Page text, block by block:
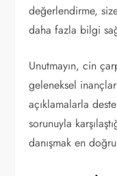
değerlendirme,
daha fazla bilgi
Unutmayın, cin
geleneksel
açıklamalarla
sorunuyla
danışmak en